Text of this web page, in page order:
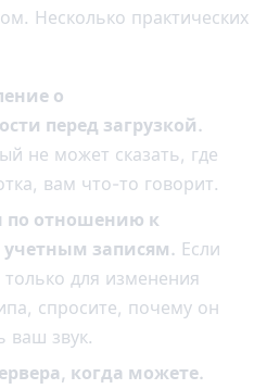
Несколько практических
о
перед загрузкой.
не может сказать, где
вам что-то говорит.
по отношению к
записям. Если
только для изменения
спросите, почему он
ваш звук.
когда можете.